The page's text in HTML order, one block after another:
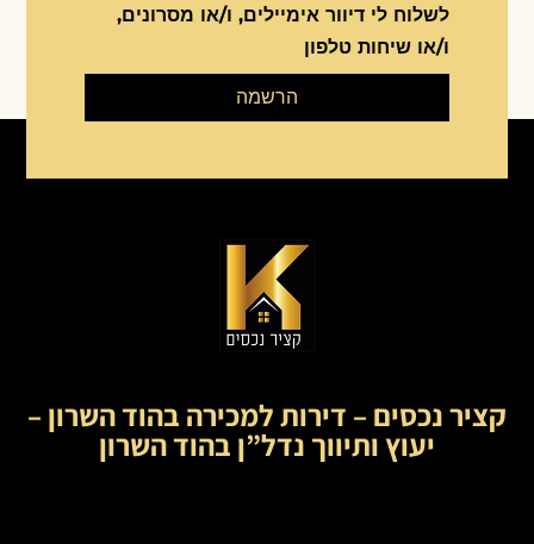
לשלוח לי דיוור אימיילים, ו/או מסרונים,
ו/או שיחות טלפון
הרשמה
קציר נכסים – דירות למכירה בהוד השרון –
יעוץ ותיווך נדל”ן בהוד השרון